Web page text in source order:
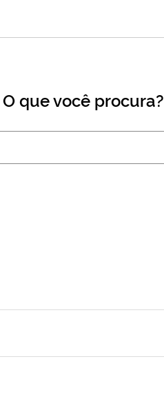
O que você procura?